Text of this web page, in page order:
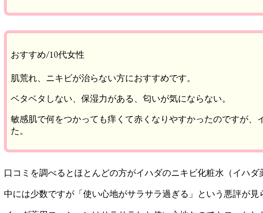
おすすめ/10代女性
肌荒れ、ニキビが治らない方におすすめです。
ベタベタしない、保湿力がある、匂いが気にならない。
敏感肌で何をつかっても痒くて赤くなりやすかったのですが
た。
口コミを調べるとほとんどの方がイハダのニキビ化粧水（イハ
中には少数ですが「使い心地がサラサラ過ぎる」という悪評が